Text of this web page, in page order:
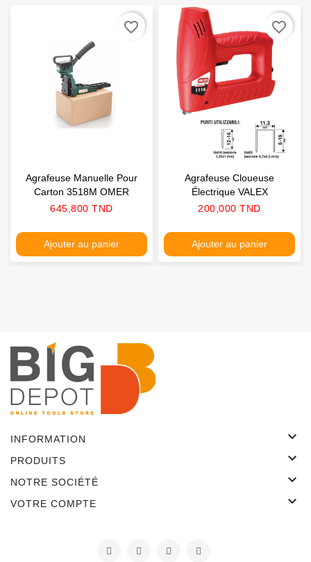
Agrafeuse Manuelle Pour
Carton 3518M OMER
Prix
645,800 TND
Ajouter au panier
favorite_border
Agrafeuse Cloueuse
Électrique VALEX
Prix
200,000 TND
Ajouter au panier
favorite_border
INFORMATION 
PRODUITS 
NOTRE SOCIÉTÉ 
VOTRE COMPTE 